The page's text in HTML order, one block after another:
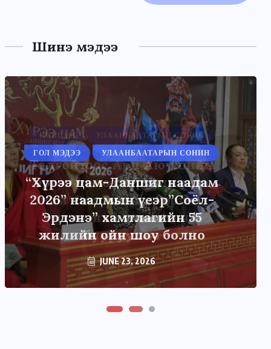
Шинэ мэдээ
НИЙГЭМ УЛААНБААТАРЫН СОНИН
Толгойтоос Ард Аюушийн
өргөн чөлөө хүртэлх авто
зам Энхтайваны өргөн
чөлөөний ачааллыг
бууруулна
JUNE 22, 2026